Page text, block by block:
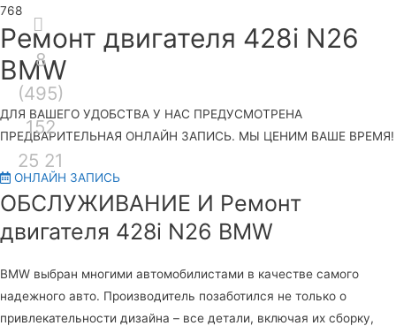
Секция
над
шапкой
8
(495)
152
25 21
Ремонт двигателя 428i N26
BMW
ДЛЯ ВАШЕГО УДОБСТВА У НАС ПРЕДУСМОТРЕНА
ПРЕДВАРИТЕЛЬНАЯ ОНЛАЙН ЗАПИСЬ. МЫ ЦЕНИМ ВАШЕ ВРЕМЯ!
ОНЛАЙН ЗАПИСЬ
ОБСЛУЖИВАНИЕ И Ремонт
двигателя 428i N26 BMW
BMW выбран многими автомобилистами в качестве самого
надежного авто. Производитель позаботился не только о
привлекательности дизайна – все детали, включая их сборку,